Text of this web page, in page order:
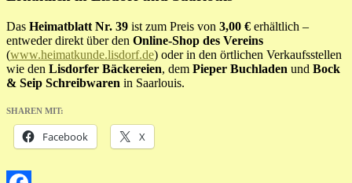
Das Heimatblatt Nr. 39 ist zum Preis von 3,00 € erhältlich –
entweder direkt über den Online-Shop des Vereins
(www.heimatkunde.lisdorf.de) oder in den örtlichen Verkaufsstellen
wie den Lisdorfer Bäckereien, dem Pieper Buchladen und Bock
& Seip Schreibwaren in Saarlouis.
SHAREN MIT:
Facebook X